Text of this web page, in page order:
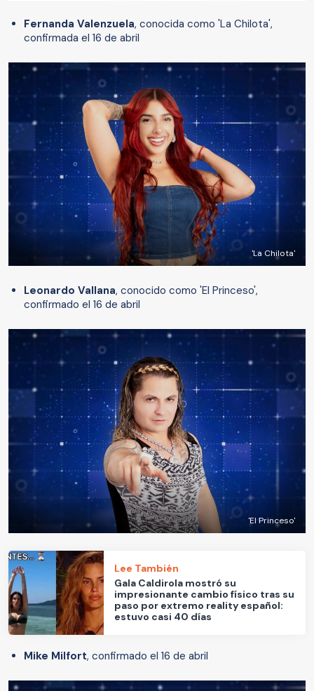
Fernanda Valenzuela, conocida como 'La Chilota',
confirmada el 16 de abril
'La Chilota'
Leonardo Vallana, conocido como 'El Princeso',
confirmado el 16 de abril
'El Princeso'
Lee También
Gala Caldirola mostró su
impresionante cambio físico tras su
paso por extremo reality español:
estuvo casi 40 días
Mike Milfort, confirmado el 16 de abril